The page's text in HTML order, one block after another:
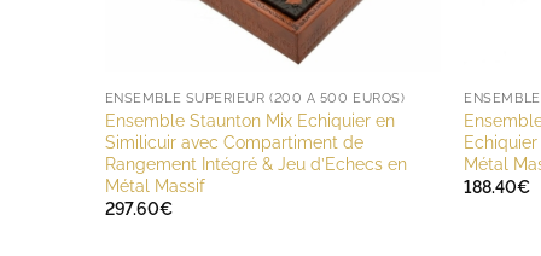
ENSEMBLE SUPÉRIEUR (200 À 500 EUROS)
Ensemble Staunton Mix Echiquier en
Similicuir avec Compartiment de
Rangement Intégré & Jeu d’Echecs en
Métal Massif
297.60€
Métal
188.40€